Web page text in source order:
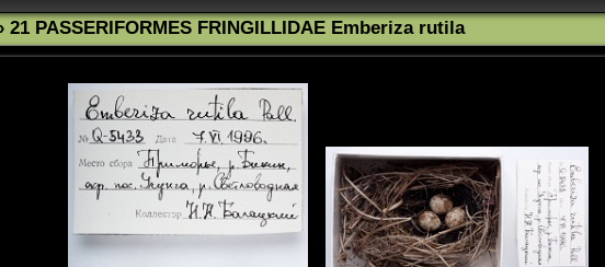
21 PASSERIFORMES FRINGILLIDAE Emberiza rutila